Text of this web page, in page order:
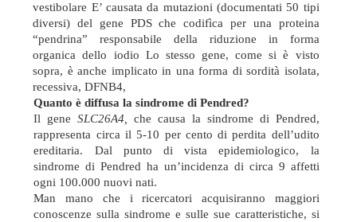
vestibolare E’ causata da mutazioni (documentati 50 tipi
diversi) del gene PDS che codifìca per una proteina
“pendrina” responsabile della riduzione in forma
organica dello iodio Lo stesso gene, come si è visto
sopra, è anche implicato in una forma di sordità isolata,
recessiva, DFNB4,
Quanto è diffusa la sindrome di Pendred?
Il geneSLC26A4, che causa la sindrome di Pendred,
rappresenta circa il 5-10 per cento di perdita dell’udito
ereditaria. Dal punto di vista epidemiologico, la
sindrome di Pendred ha un’incidenza di circa 9 affetti
ogni 100.000 nuovi nati.
Man mano che i ricercatori acquisiranno maggiori
conoscenze sulla sindrome e sulle sue caratteristiche, si